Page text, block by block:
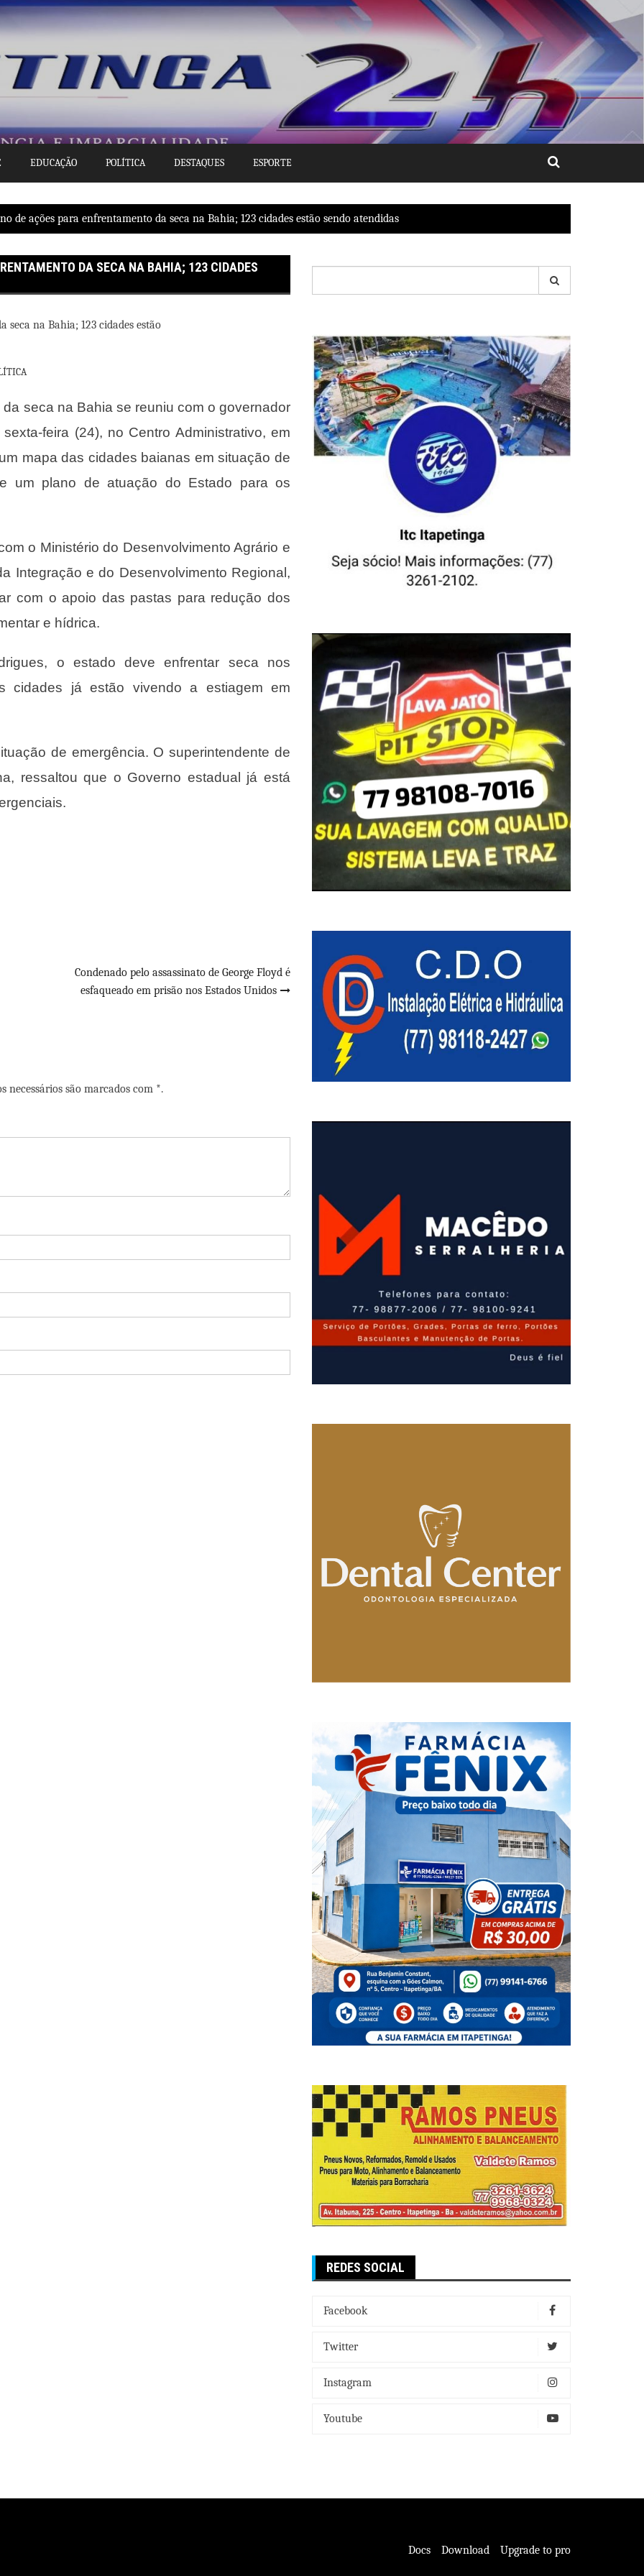
EDUCAÇÃO POLÍTICA DESTAQUES ESPORTE
de ações para enfrentamento da seca na Bahia; 123 cidades estão sendo atendidas
DA SECA NA BAHIA; 123 CIDADES
seca na Bahia se reuniu com o governador
feira (24), no Centro Administrativo, em
mapa das cidades baianas em situação de
um plano de atuação do Estado para os
o Ministério do Desenvolvimento Agrário e
Integração e do Desenvolvimento Regional,
com o apoio das pastas para redução dos
e hídrica.
o estado deve enfrentar seca nos
cidades já estão vivendo a estiagem em
de emergência. O superintendente de
ressaltou que o Governo estadual já está
Condenado pelo assassinato de George Floyd é
esfaqueado em prisão nos Estados Unidos
necessários são marcados com *.
por:
REDES SOCIAL
Facebook
Twitter
Instagram
Youtube
Docs Download Upgrade to pro